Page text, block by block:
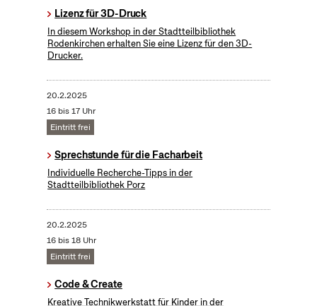
Lizenz für 3D-Druck
In diesem Workshop in der Stadtteilbibliothek
Rodenkirchen erhalten Sie eine Lizenz für den 3D-
Drucker.
20.2.2025
16 bis 17 Uhr
Eintritt frei
Sprechstunde für die Facharbeit
Individuelle Recherche-Tipps in der
Stadtteilbibliothek Porz
20.2.2025
16 bis 18 Uhr
Eintritt frei
Code & Create
Kreative Technikwerkstatt für Kinder in der